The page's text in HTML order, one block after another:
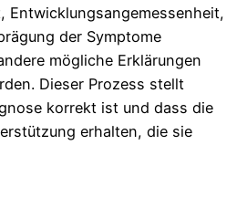
Entwicklungsangemessenheit,
der Symptome
mögliche Erklärungen
Dieser Prozess stellt
korrekt ist und dass die
erhalten, die sie